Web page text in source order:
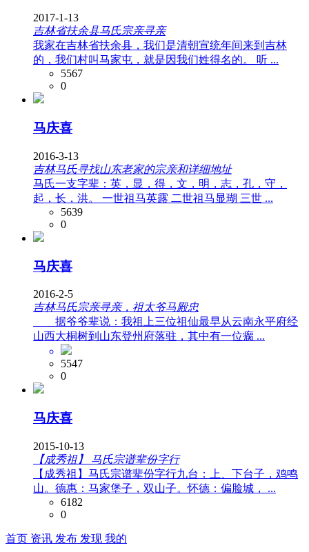
2017-1-13
吉林省扶余县马氏宗亲寻亲
我家在吉林省扶余县，我们是清朝宣统年间来到吉林
的，我们村叫马家屯，就是因我们姓得名的。 听 ...
5567
0
马庆喜
2016-3-13
吉林马氏寻找山东老家的宗亲和详细地址
马氏一支字辈：英，显，得，文，明，志，孔，守，
起，长，洪。 一世祖马英露 二世祖马显瑚 三世 ...
5639
0
马庆喜
2016-2-5
吉林马氏宗亲寻亲，祖太爷马殿忠
据爷爷辈说：我祖上三位祖仙最早从云南永平府经
山西大桐树到山东登州府落驻，其中有一位瘸 ...
5547
0
马庆喜
2015-10-13
【成秀祖】 马氏宗谱辈份字行
【成秀祖】马氏宗谱辈份字行九台：上、下台子，鸡鸣
山。德惠：马家堡子，双山子。怀德：偏脸城， ...
6182
0
首页 资讯 发布 发现 我的